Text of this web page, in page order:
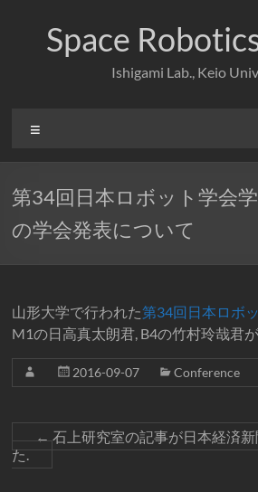
Space
Ishigami Lab., Keio
ー
第34回日本ロボット学会
の学会発表について
山形大学で行われた第34回日本ロボ
M1の日高真太朗君, B4の竹村玲哉君
2016-09-07 Conference
←石上研究室の記事が日本経済
た.